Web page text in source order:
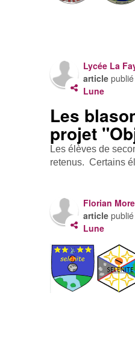
Lycée La
article
Lune
Les
projet
Les élèves de
retenus. Certains
Florian
article
Lune